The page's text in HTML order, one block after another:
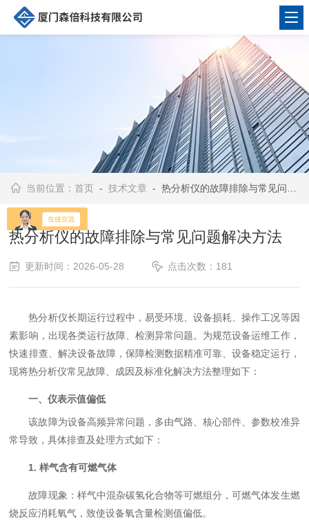
当前位置：首页 -技术文章 - 热分析仪的故障排除与常见问题解决方法
热分析仪的故障排除与常见问题解决方法
更新时间：2026-05-28 点击次数：181
热分析仪长期运行过程中，易受环境、设备损耗、操作工况等因
素影响，出现各类运行故障、检测异常问题。为规范设备运维工作，
快速排查、解决设备故障，保障检测数据精准可靠、设备稳定运行，
现将热分析仪常见故障、成因及标准化解决方法整理如下：
一、仪表示值偏低
该故障为设备高频异常问题，多由气路、核心部件、参数校准异
常导致，具体排查及处理方式如下：
1. 样气含有可燃气体
故障现象：样气中混杂碳氢化合物等可燃组分，可燃气体发生燃
烧反应消耗氧气，致使设备氧含量检测值偏低。